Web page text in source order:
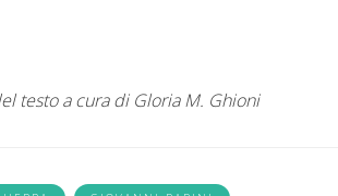
testo a cura di Gloria M. Ghioni